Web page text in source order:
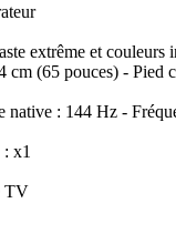
extrême et couleurs
cm (65 pouces) - Pied
native : 144 Hz -
x1
TV